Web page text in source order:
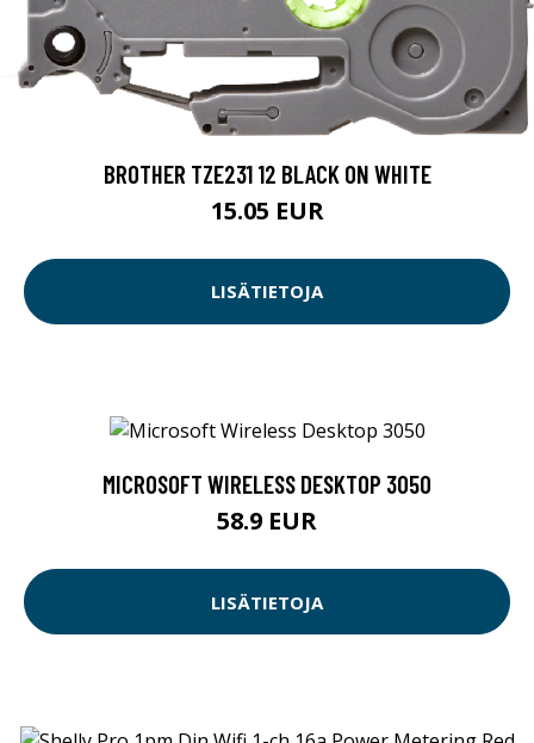
BROTHER TZE231 12 BLACK ON WHITE
15.05 EUR
LISÄTIETOJA
MICROSOFT WIRELESS DESKTOP 3050
58.9 EUR
LISÄTIETOJA